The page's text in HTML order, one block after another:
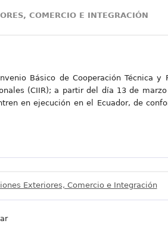
COMERCIO E INTEGRACIÓN
Básico de Cooperación Técnica y
(CIIR); a partir del día 13 de
en ejecución en el Ecuador, de
Exteriores, Comercio e Integración